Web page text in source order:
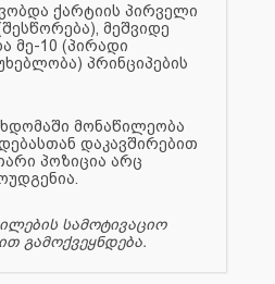
ქარტიის პირველი
მეშვიდე
მე-10 (პირადი
პრინციპების
მონაწილეობა
დაკავშირებით
პოზიცია არც
სამოტივაციო
გამოქვეყნდება.